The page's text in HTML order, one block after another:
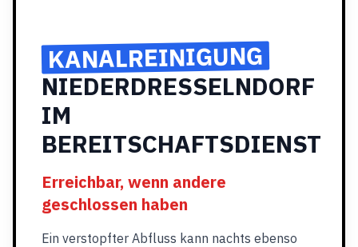
KANALREINIGUNG
NIEDERDRESSELNDORF
IM
BEREITSCHAFTSDIENST
Erreichbar, wenn andere
geschlossen haben
Ein verstopfter Abfluss kann nachts ebenso